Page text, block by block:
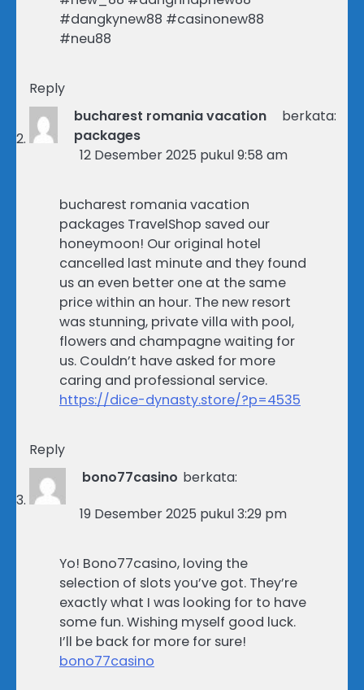
#dangkynew88 #casinonew88
#neu88
Reply
bucharest romania vacation
packages
berkata:
12 Desember 2025 pukul 9:58 am
bucharest romania vacation
packages TravelShop saved our
honeymoon! Our original hotel
cancelled last minute and they found
us an even better one at the same
price within an hour. The new resort
was stunning, private villa with pool,
flowers and champagne waiting for
us. Couldn’t have asked for more
caring and professional service.
https://dice-dynasty.store/?p=4535
Reply
bono77casino berkata:
19 Desember 2025 pukul 3:29 pm
Yo! Bono77casino, loving the
selection of slots you’ve got. They’re
exactly what I was looking for to have
some fun. Wishing myself good luck.
I’ll be back for more for sure!
bono77casino